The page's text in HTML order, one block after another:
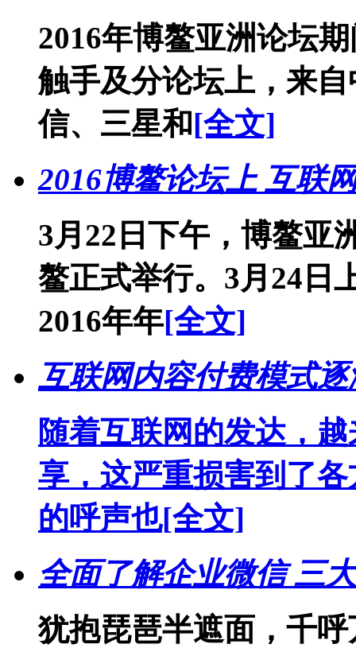
2016年博鳌亚洲论坛
触手及分论坛上，来
信、三星和[全文]
2016博鳌论坛上 互联
3月22日下午，博鳌亚
鳌正式举行。3月24日
2016年年[全文]
互联网内容付费模式
随着互联网的发达，
享，这严重损害到了
的呼声也[全文]
全面了解企业微信 三
犹抱琵琶半遮面，千